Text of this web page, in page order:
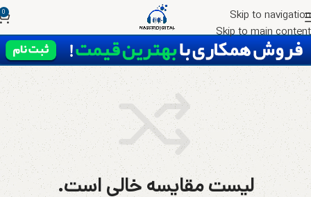
Skip to navigation
Skip to main content
0
لیست مقایسه خالی است.